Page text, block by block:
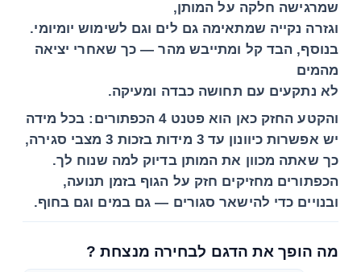
שמרגישה חלקה על המותן,
וגזרה נקייה שמתאימה גם לים וגם לשימוש יומיומי.
בנוסף, הבד קל ומתייבש מהר — כך שאחרי יציאה
מהמים
לא נתקעים עם תחושה כבדה ומעיקה.
והקטע החזק כאן הוא פטנט 4 הכפתורים
: בכל מידה
יש אפשרות כיוונון עד 3 מידות
בזכות 3 מצבי סגירה,
כך שאתה מכוון את המותן בדיוק למה שנוח לך.
הכפתורים מחזיקים חזק על הגוף בזמן תנועה,
ובנויים כדי להישאר סגורים — גם במים וגם בחוף.
מה הופך את הדגם לבחירה מנצחת ?